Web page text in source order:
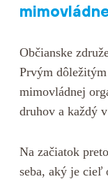
Občianske
Prvým
mimovládnej
druhov a každý
Na začiatok
seba, aký je cieľ